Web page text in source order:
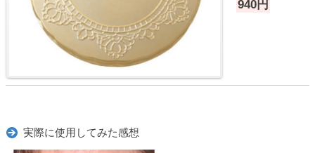
940円
実際に使用してみた感想